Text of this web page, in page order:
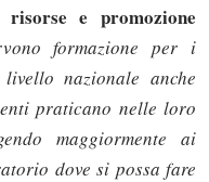
risorse e promozione
formazione per i
nazionale anche
praticano nelle loro
maggiormente ai
dove si possa fare